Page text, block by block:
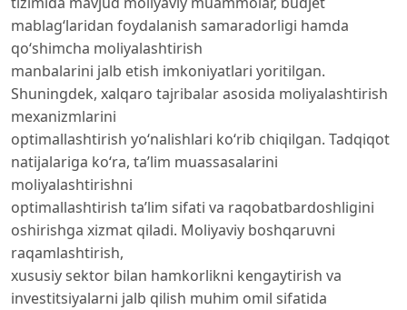
mablag‘laridan foydalanish samaradorligi hamda
qo‘shimcha moliyalashtirish
manbalarini jalb etish imkoniyatlari yoritilgan.
Shuningdek, xalqaro tajribalar asosida moliyalashtirish
mexanizmlarini
optimallashtirish yo‘nalishlari ko‘rib chiqilgan. Tadqiqot
natijalariga ko‘ra, ta’lim muassasalarini
moliyalashtirishni
optimallashtirish ta’lim sifati va raqobatbardoshligini
oshirishga xizmat qiladi. Moliyaviy boshqaruvni
raqamlashtirish,
xususiy sektor bilan hamkorlikni kengaytirish va
investitsiyalarni jalb qilish muhim omil sifatida